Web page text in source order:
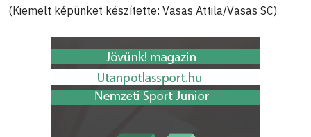
(Kiemelt képünket készítette: Vasas Attila/Vasas SC)